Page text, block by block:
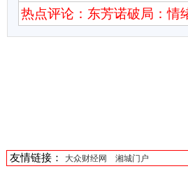
热点评论：东芳诺破局：情
友情链接： 大众财经网 湘城门户